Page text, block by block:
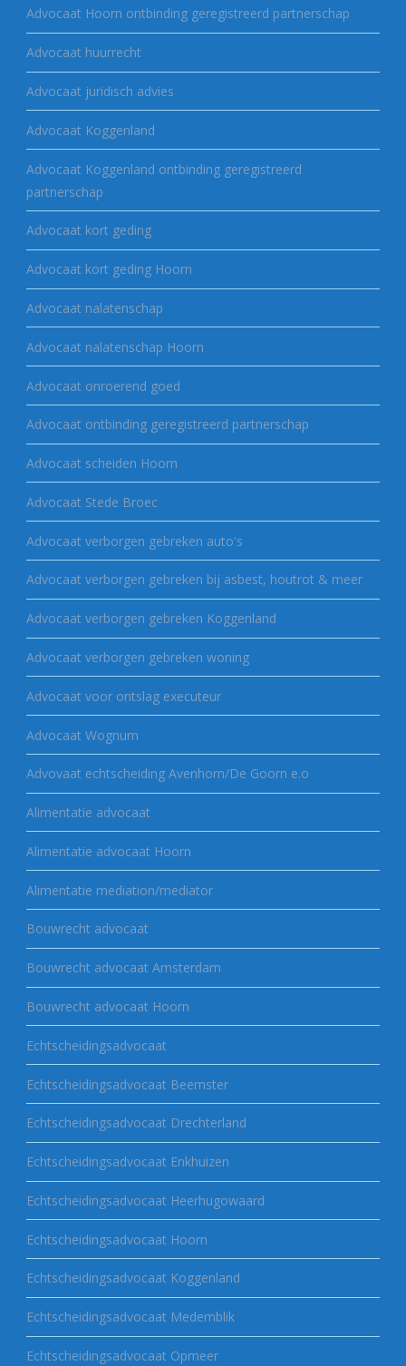
Advocaat Hoorn ontbinding geregistreerd partnerschap
Advocaat huurrecht
Advocaat juridisch advies
Advocaat Koggenland
Advocaat Koggenland ontbinding geregistreerd
partnerschap
Advocaat kort geding
Advocaat kort geding Hoorn
Advocaat nalatenschap
Advocaat nalatenschap Hoorn
Advocaat onroerend goed
Advocaat ontbinding geregistreerd partnerschap
Advocaat scheiden Hoorn
Advocaat Stede Broec
Advocaat verborgen gebreken auto's
Advocaat verborgen gebreken bij asbest, houtrot & meer
Advocaat verborgen gebreken Koggenland
Advocaat verborgen gebreken woning
Advocaat voor ontslag executeur
Advocaat Wognum
Advovaat echtscheiding Avenhorn/De Goorn e.o
Alimentatie advocaat
Alimentatie advocaat Hoorn
Alimentatie mediation/mediator
Bouwrecht advocaat
Bouwrecht advocaat Amsterdam
Bouwrecht advocaat Hoorn
Echtscheidingsadvocaat
Echtscheidingsadvocaat Beemster
Echtscheidingsadvocaat Drechterland
Echtscheidingsadvocaat Enkhuizen
Echtscheidingsadvocaat Heerhugowaard
Echtscheidingsadvocaat Hoorn
Echtscheidingsadvocaat Koggenland
Echtscheidingsadvocaat Medemblik
Echtscheidingsadvocaat Opmeer